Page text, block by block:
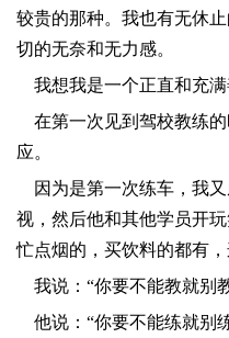
较贵的那种。我也有无休
切的无奈和无力感。
我想我是一个正直和充满
在第一次见到驾校教练的
应。
因为是第一次练车，我
视，然后他和其他学员开
忙点烟的，买饮料的都有
我说：“你要不能教就别
他说：“你要不能练就别